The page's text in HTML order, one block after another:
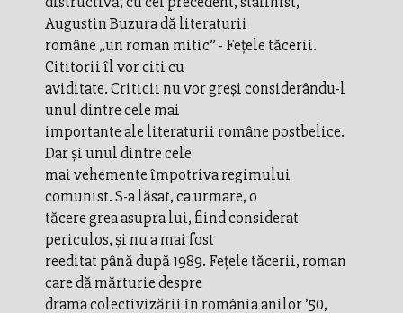
Augustin Buzura dă literaturii
române „un roman mitic” - Feţele tăcerii.
Cititorii îl vor citi cu
aviditate. Criticii nu vor greşi considerându-l
unul dintre cele mai
importante ale literaturii române postbelice.
Dar şi unul dintre cele
mai vehemente împotriva regimului
comunist. S-a lăsat, ca urmare, o
tăcere grea asupra lui, fiind considerat
periculos, şi nu a mai fost
reeditat până după 1989. Feţele tăcerii, roman
care dă mărturie despre
drama colectivizării în românia anilor ’50,